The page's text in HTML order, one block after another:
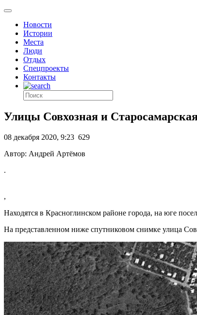
Новости
Истории
Места
Люди
Отдых
Спецпроекты
Контакты
Улицы Совхозная и
08 декабря 2020, 9:23 629
Автор: Андрей Артёмов
.
,
Находятся в Красноглинском районе города, на юге
На представленном ниже спутниковом снимке улица